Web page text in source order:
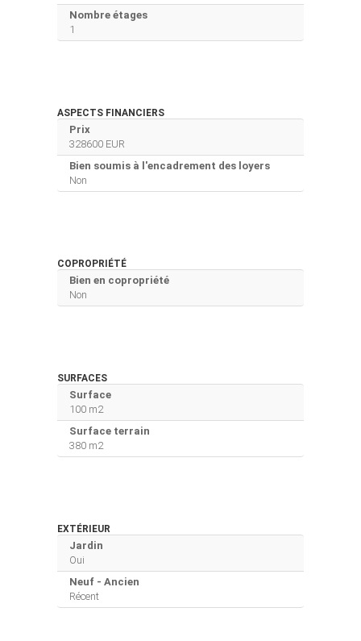
Nombre étages
1
ASPECTS FINANCIERS
Prix
328600 EUR
Bien soumis à l'encadrement des loyers
Non
COPROPRIÉTÉ
Bien en copropriété
Non
SURFACES
Surface
100 m2
Surface terrain
380 m2
EXTÉRIEUR
Jardin
Oui
Neuf - Ancien
Récent